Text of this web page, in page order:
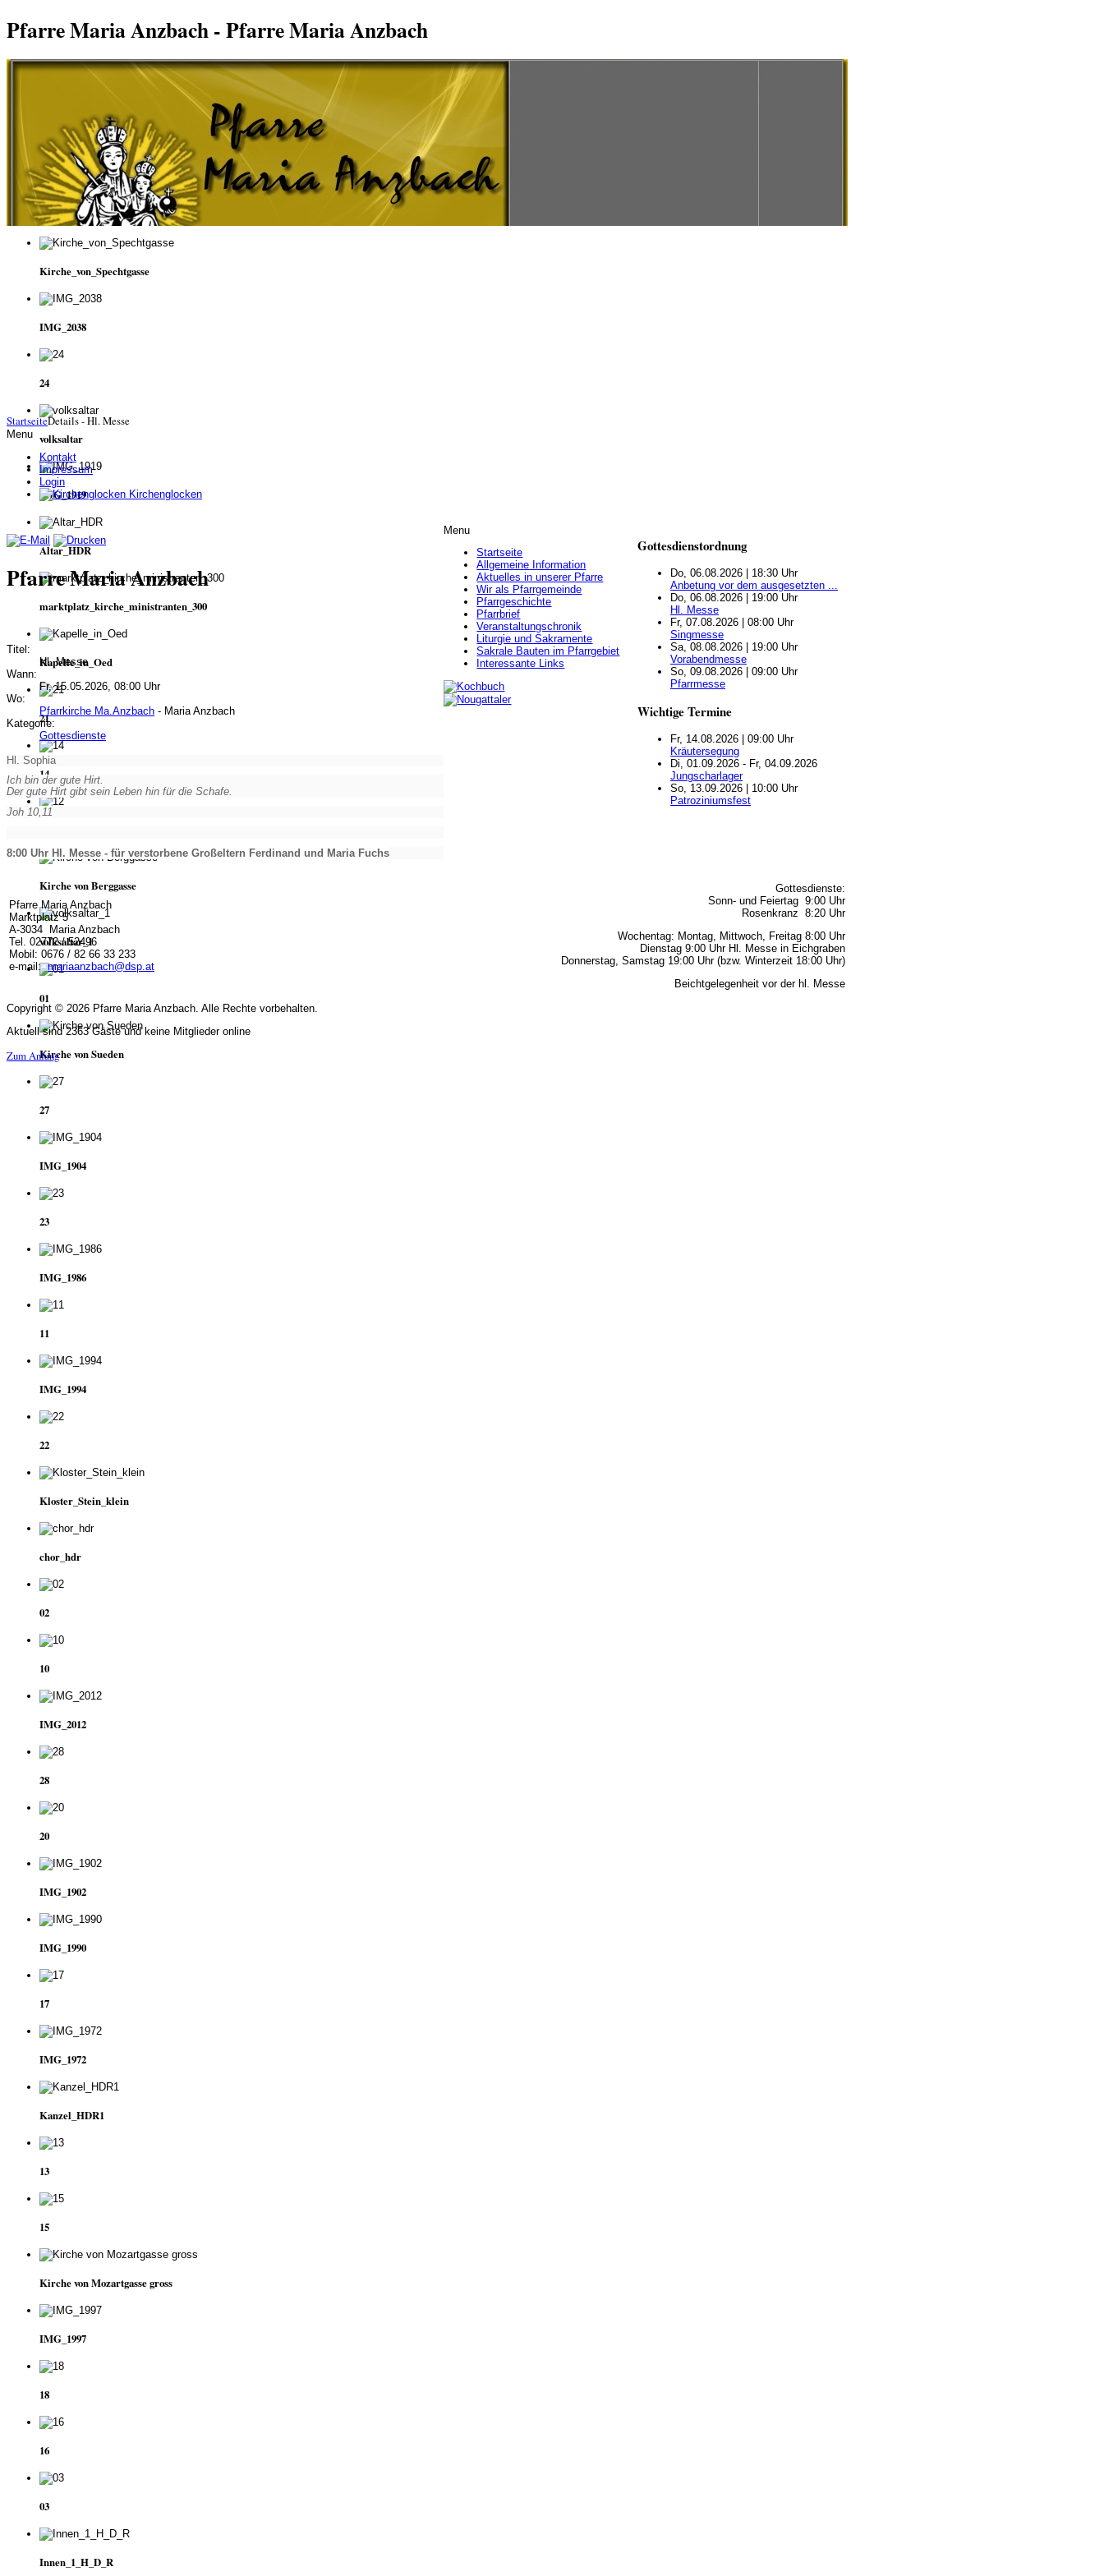
Pfarre Maria Anzbach - Pfarre Maria Anzbach
Kirche_von_Spechtgasse
IMG_2038
24
volksaltar
IMG_1919
Altar_HDR
marktplatz_kirche_ministranten_300
Kapelle_in_Oed
21
14
Kirche von Berggasse
volksaltar_1
01
Kirche von Sueden
27
IMG_1904
23
IMG_1986
11
IMG_1994
22
Kloster_Stein_klein
chor_hdr
02
10
IMG_2012
28
20
IMG_1902
IMG_1990
17
IMG_1972
Kanzel_HDR1
13
15
Kirche von Mozartgasse gross
IMG_1997
18
16
03
Innen_1_H_D_R
StartseiteDetails - Hl. Messe
Menu
Kontakt
Impressum
Login
Kirchenglocken
Pfarre Maria Anzbach
Titel:
Hl. Messe
Wann:
Fr, 15.05.2026, 08:00 Uhr
Wo:
Pfarrkirche Ma.Anzbach - Maria Anzbach
Kategorie:
Gottesdienste
Hl. Sophia
Ich bin der gute Hirt.
Der gute Hirt gibt sein Leben hin für die Schafe.
Joh 10,11
8:00 Uhr Hl. Messe - für verstorbene Großeltern Ferdinand und Maria Fuchs
Menu
Startseite
Allgemeine Information
Aktuelles in unserer Pfarre
Wir als Pfarrgemeinde
Pfarrgeschichte
Pfarrbrief
Veranstaltungschronik
Liturgie und Sakramente
Sakrale Bauten im Pfarrgebiet
Interessante Links
Gottesdienstordnung
Do, 06.08.2026 | 18:30 Uhr
Anbetung vor dem ausgesetzten ...
Do, 06.08.2026 | 19:00 Uhr
Hl. Messe
Fr, 07.08.2026 | 08:00 Uhr
Singmesse
Sa, 08.08.2026 | 19:00 Uhr
Vorabendmesse
So, 09.08.2026 | 09:00 Uhr
Pfarrmesse
Wichtige Termine
Fr, 14.08.2026 | 09:00 Uhr
Kräutersegung
Di, 01.09.2026 - Fr, 04.09.2026
Jungscharlager
So, 13.09.2026 | 10:00 Uhr
Patroziniumsfest
Pfarre Maria Anzbach
Marktplatz 5
A-3034 Maria Anzbach
Tel. 02772 / 52496
Mobil: 0676 / 82 66 33 233
e-mail:mariaanzbach@dsp.at
Gottesdienste:
Sonn- und Feiertag 9:00 Uhr
Rosenkranz 8:20 Uhr
Wochentag: Montag, Mittwoch, Freitag 8:00 Uhr
Dienstag 9:00 Uhr Hl. Messe in Eichgraben
Donnerstag, Samstag 19:00 Uhr (bzw. Winterzeit 18:00 Uhr)
Beichtgelegenheit vor der hl. Messe
Copyright © 2026 Pfarre Maria Anzbach. Alle Rechte vorbehalten.
Aktuell sind 2363 Gäste und keine Mitglieder online
Zum Anfang